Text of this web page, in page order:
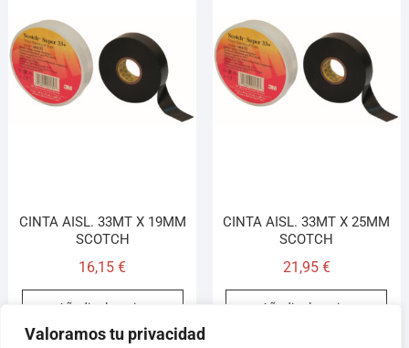
Valoramos tu privacidad
CINTA AISL. 33MT X 19MM
SCOTCH
16,15€
Añadir al carrito
CINTA AISL. 33MT X 25MM
SCOTCH
21,95 €
Añadir al carrito